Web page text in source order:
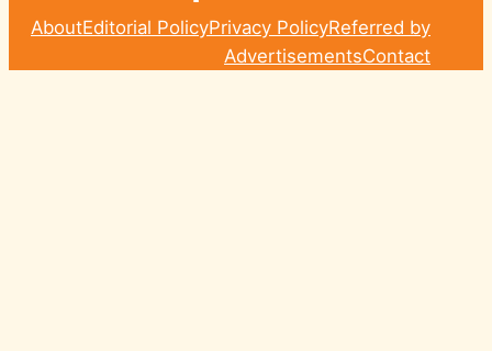
AboutEditorial PolicyPrivacy PolicyReferred by
AdvertisementsContact